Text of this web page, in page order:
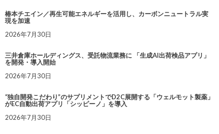
椿本チエイン／再生可能エネルギーを活用し、カーボンニュートラル実
現を加速
2026年7月30日
三井倉庫ホールディングス、受託物流業務に 「生成AI出荷検品アプリ」
を開発・導入開始
2026年7月30日
“独自開発こだわり”のサプリメントでD2C展開する「ウェルモット製薬」
がEC自動出荷アプリ「シッピーノ」を導入
2026年7月30日